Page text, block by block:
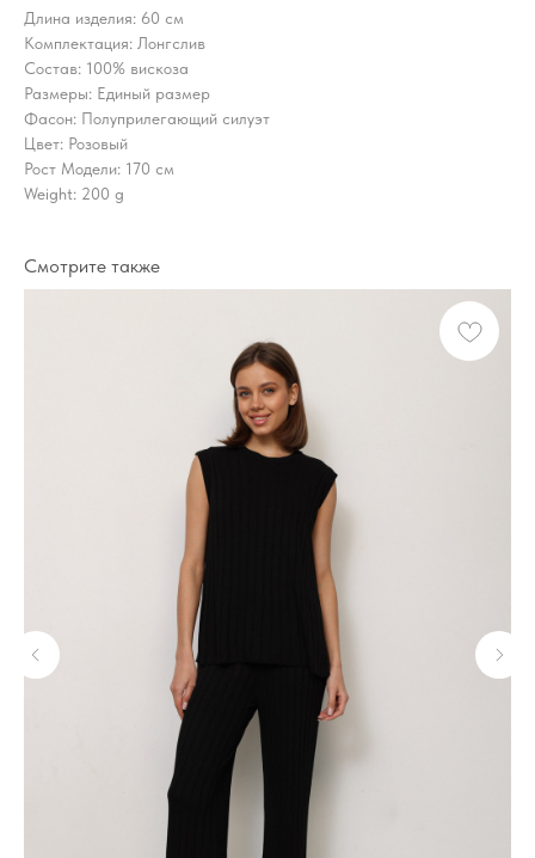
Длина изделия: 60 см
Комплектация: Лонгслив
Состав: 100% вискоза
Размеры: Единый размер
Фасон: Полуприлегающий силуэт
Цвет: Розовый
Рост Модели: 170 см
Weight: 200 g
Смотрите также